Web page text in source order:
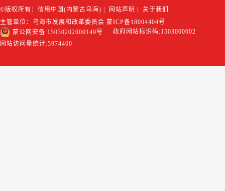
©版权所有：信用中国(内蒙古乌海) 网站声明
关于我们
主管单位：乌海市发展和改革委员会 蒙ICP备18004404号
蒙公网安备 15030202000149号
政府网站标识码:1503000002
网站访问量统计:5974460